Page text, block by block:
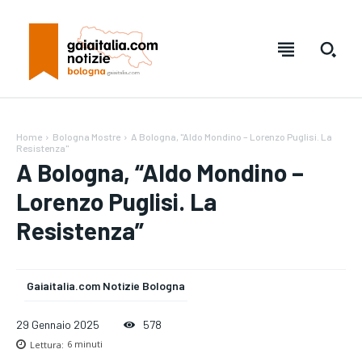
Testo: A- Reset A+
Testo: A- Reset A+
Home Bologna Mostre
A Bologna, "Aldo Mondino – Lorenzo Puglisi. La
Resistenza"
A Bologna, “Aldo Mondino –
Lorenzo Puglisi. La
Resistenza”
Gaiaitalia.com Notizie Bologna
29 Gennaio 2025 578
Lettura: 6 minuti